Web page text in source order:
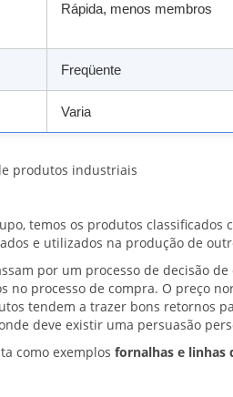
Rápida, menos membros
Freqüente
Varia
produtos industriais
temos os produtos classificados
e utilizados na produção de
por um processo de decisão
no processo de compra. O preço
tendem a trazer bons retornos
deve existir uma persuasão
como exemplos fornalhas e linhas